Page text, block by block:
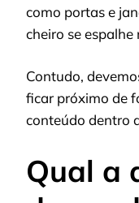
como portas e
cheiro se espalhe
Contudo,
ficar próximo de
conteúdo dentro
Qual a